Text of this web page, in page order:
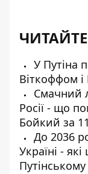
У Путіна
Віткоффом
Смачний
Росії - що
Бойкий за
До 2036
Україні -